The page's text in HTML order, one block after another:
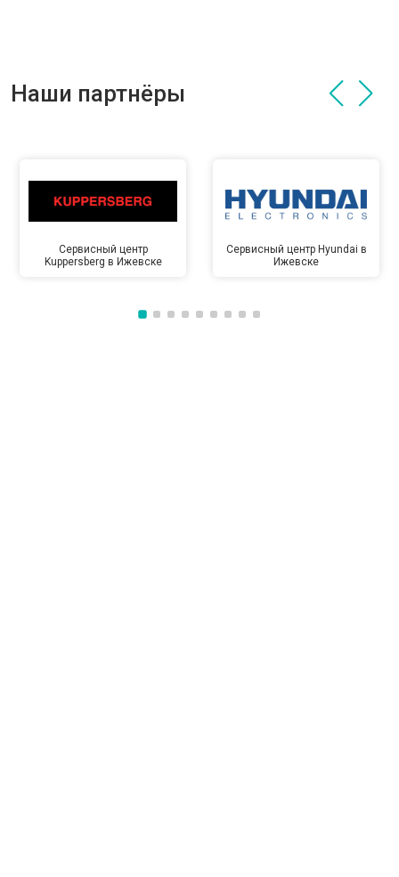
Наши партнёры
Сервисный центр
Kuppersberg в Ижевске
Сервисный центр Hyundai в
Ижевске